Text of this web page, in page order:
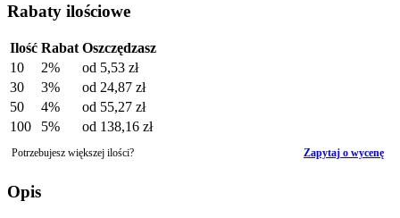
Rabaty ilościowe
Ilość Rabat Oszczędzasz
10
2% od 5,53 zł
30
3% od 24,87 zł
50
4% od 55,27 zł
100
5% od 138,16 zł
Potrzebujesz większej ilości? Zapytaj o wycenę
Opis